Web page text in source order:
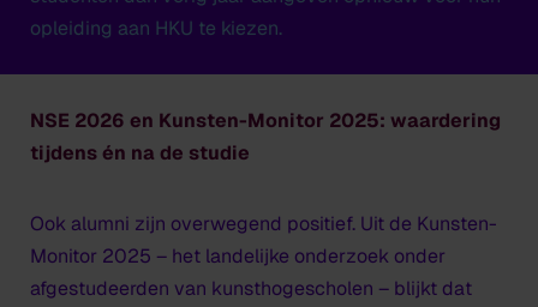
opleiding aan HKU te kiezen.
NSE 2026 en Kunsten-Monitor 2025: waardering
tijdens én na de studie
Ook alumni zijn overwegend positief. Uit de Kunsten-
Monitor 2025 – het landelijke onderzoek onder
afgestudeerden van kunsthogescholen – blijkt dat